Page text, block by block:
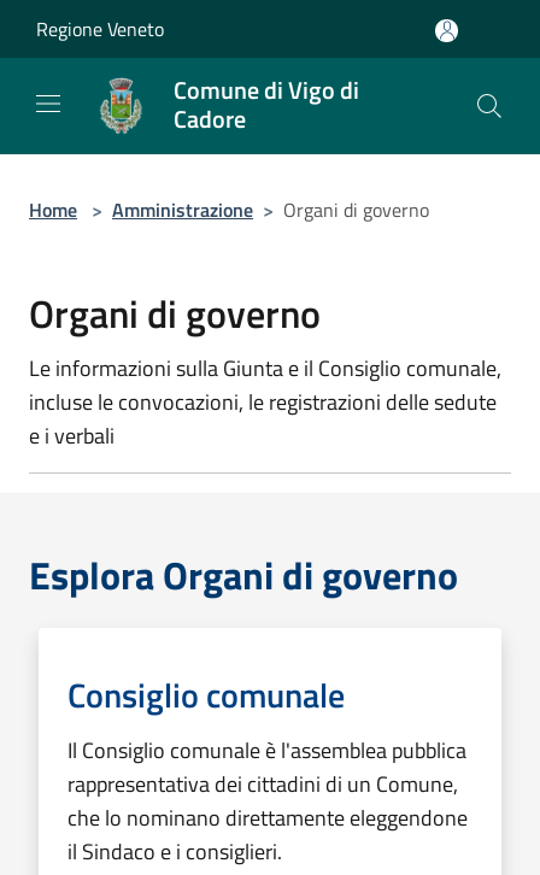
Regione Veneto
Comune di Vigo di
Cadore
Home > Amministrazione > Organi di governo
Organi di governo
Le informazioni sulla Giunta e il Consiglio comunale,
incluse le convocazioni, le registrazioni delle sedute
e i verbali
Esplora Organi di governo
Consiglio comunale
Il Consiglio comunale è l'assemblea pubblica
rappresentativa dei cittadini di un Comune,
che lo nominano direttamente eleggendone
il Sindaco e i consiglieri.